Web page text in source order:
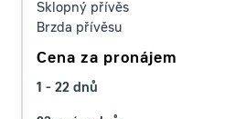
Sklopný přívěs
Brzda přívěsu
Cena za pronájem
1 - 22 dnů